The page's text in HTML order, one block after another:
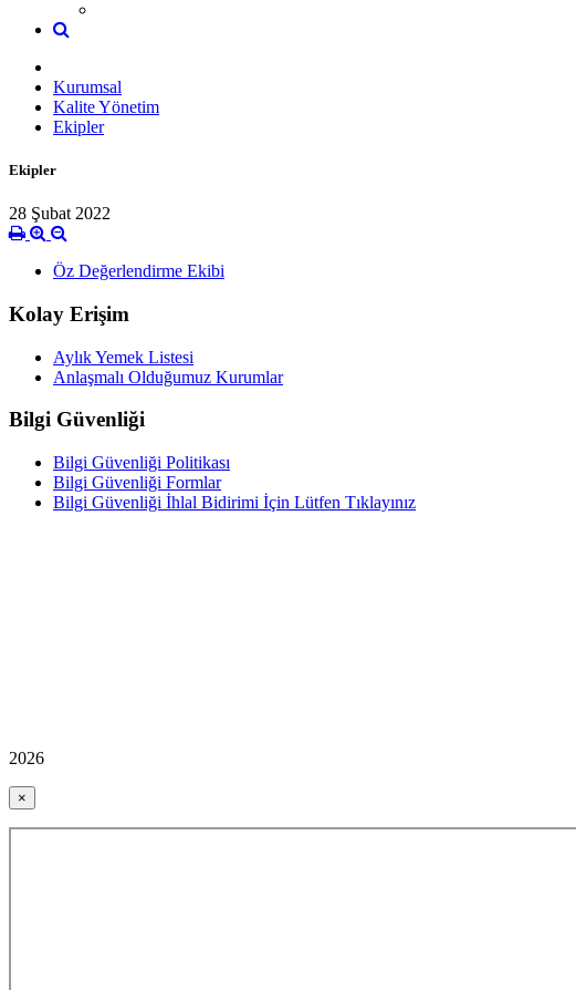
Kurumsal
Kalite Yönetim
Ekipler
Ekipler
28 Şubat 2022
Öz Değerlendirme Ekibi
Kolay Erişim
Aylık Yemek Listesi
Anlaşmalı Olduğumuz Kurumlar
Bilgi Güvenliği
Bilgi Güvenliği Politikası
Bilgi Güvenliği Formlar
Bilgi Güvenliği İhlal Bidirimi İçin Lütfen Tıklayınız
2026
×